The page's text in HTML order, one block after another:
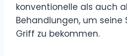
konventionelle als auch
Behandlungen, um
Griff zu bekommen.